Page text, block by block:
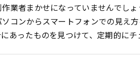
業者まかせになっていませんでしょ
コンからスマートフォンでの見え
あったものを見つけて、定期的にチ